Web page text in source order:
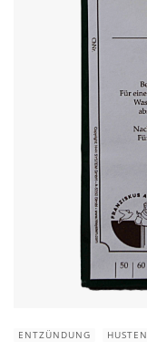
ENTZÜNDUNG HUSTEN